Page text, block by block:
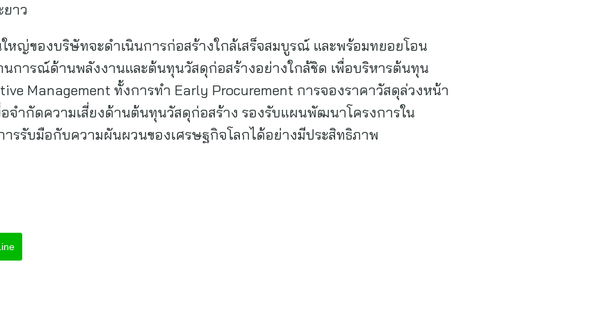
ยาว
หญ่ของบริษัทจะดำเนินการก่อสร้างใกล้เสร็จสมบูรณ์ และพร้อมทยอยโอน
การณ์ด้านพลังงานและต้นทุนวัสดุก่อสร้างอย่างใกล้ชิด เพื่อบริหารต้นทุน
Management ทั้งการทำ Early Procurement การจองราคาวัสดุล่วงหน้า
อจำกัดความเสี่ยงด้านต้นทุนวัสดุก่อสร้าง รองรับแผนพัฒนาโครงการใน
รรับมือกับความผันผวนของเศรษฐกิจโลกได้อย่างมีประสิทธิภาพ